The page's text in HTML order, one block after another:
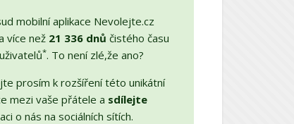
mobilní aplikace Nevolejte.cz
více než 21 336 dnů čistého času
*. To není zlé,že ano?
prosím k rozšíření této unikátní
mezi vaše přátele a sdílejte
o nás na sociálních sítích.